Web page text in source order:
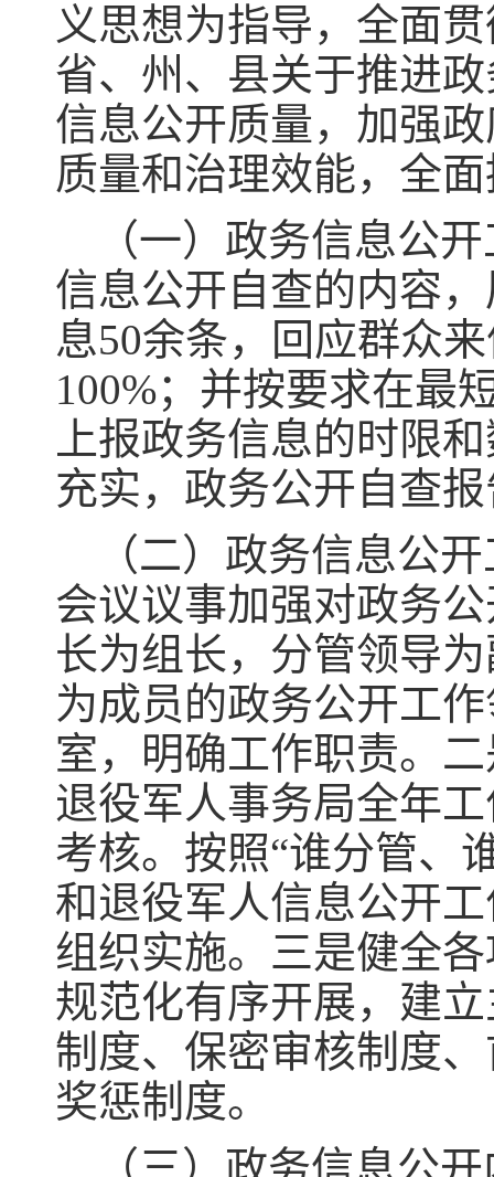
义思想为指导，全面
省、州、县关于推进
信息公开质量，加强
质量和治理效能，全
（一）政务信息公
信息公开自查的内容
息50余条，回应群众
100%；并按要求在最
上报政务信息的时限
充实，政务公开自查
（二）政务信息公
会议议事加强对政务
长为组长，分管领导
为成员的政务公开工
室，明确工作职责。
退役军人事务局全年
考核。按照“谁分管、
和退役军人信息公开
组织实施。三是健全
规范化有序开展，建
制度、保密审核制度
奖惩制度。